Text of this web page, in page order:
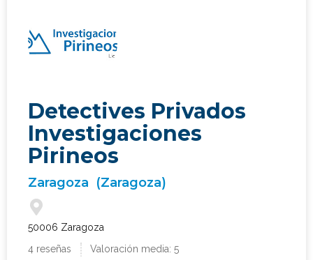
Detectives Privados
Investigaciones
Pirineos
Zaragoza (Zaragoza)
50006 Zaragoza
4 reseñas
Valoración media: 5